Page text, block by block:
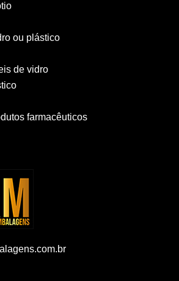
ou plástico
de vidro
farmacêuticos